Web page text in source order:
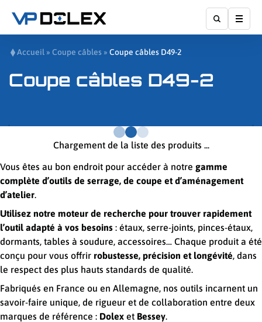
Accueil » Coupe câbles » Coupe câbles D49-2
Coupe câbles D49-2
Chargement de la liste des produits ...
Vous êtes au bon endroit pour accéder à notre gamme
complète d’outils de serrage, de coupe et d’aménagement
d’atelier.
Utilisez notre moteur de recherche pour trouver rapidement
l’outil adapté à vos besoins : étaux, serre-joints, pinces-étaux,
dormants, tables à soudure, accessoires… Chaque produit a été
conçu pour vous offrir robustesse, précision et longévité, dans
le respect des plus hauts standards de qualité.
Fabriqués en France ou en Allemagne, nos outils incarnent un
savoir-faire unique, de rigueur et de collaboration entre deux
marques de référence : Dolex et Bessey.